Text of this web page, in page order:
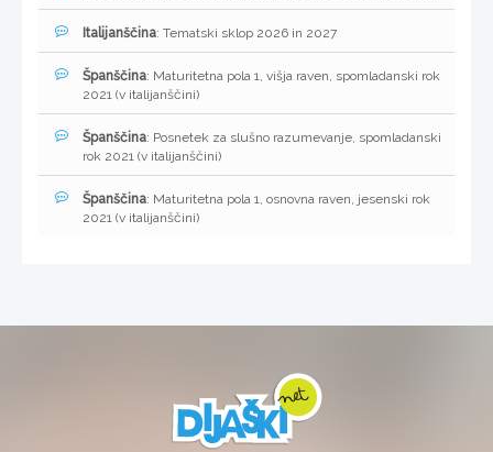
Italijanščina: Tematski sklop 2026 in 2027
Španščina: Maturitetna pola 1, višja raven, spomladanski rok
2021 (v italijanščini)
Španščina: Posnetek za slušno razumevanje, spomladanski
rok 2021 (v italijanščini)
Španščina: Maturitetna pola 1, osnovna raven, jesenski rok
2021 (v italijanščini)